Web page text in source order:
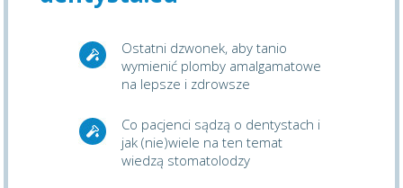
Ostatni dzwonek, aby tanio
wymienić plomby amalgamatowe
na lepsze i zdrowsze
Co pacjenci sądzą o dentystach i
jak (nie)wiele na ten temat
wiedzą stomatolodzy